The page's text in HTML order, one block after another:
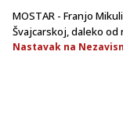
MOSTAR - Franjo
Švajcarskoj, daleko
Nastavak na